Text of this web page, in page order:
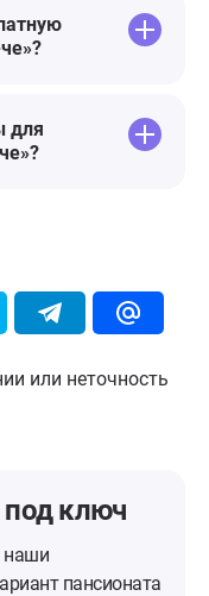
для
или неточность
под ключ
наши
пансионата